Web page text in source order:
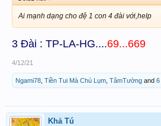
Ai mạnh dạng cho đệ 1 con 4 đài với,help
3 Đài : TP-LA-HG....69...669
4/12/21
Ngami78 Tiền Tui Mà Chú Lụm TâmTường and 6
Khả Tú